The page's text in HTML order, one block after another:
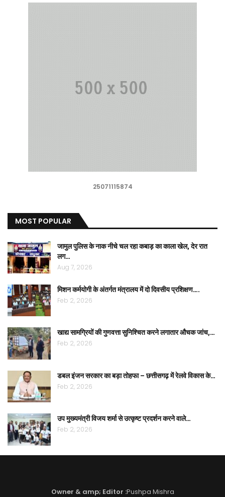
25071115874
MOST POPULAR
जामुल पुलिस के नाक नीचे चल रहा कबाड़ का काला खेल, देर रात
लग…
Aug 7, 2026
मिशन कर्मयोगी के अंतर्गत मंत्रालय में दो दिवसीय प्रशिक्षण….
Feb 2, 2026
खाद्य सामग्रियों की गुणवत्ता सुनिश्चित करने लगातार औचक जांच,…
Feb 2, 2026
डबल इंजन सरकार का बड़ा तोहफा – छत्तीसगढ़ में रेलवे विकास के…
Feb 2, 2026
उप मुख्यमंत्री विजय शर्मा से उत्कृष्ट प्रदर्शन करने वाले…
Feb 2, 2026
Owner & amp; Editor :Pushpa Mishra